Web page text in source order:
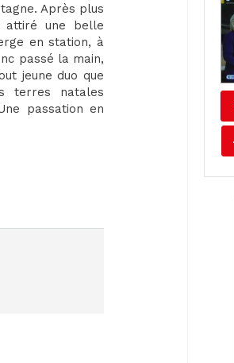
Après plus
attiré une belle
en station, à
passé la main,
jeune duo que
terres natales
passation en